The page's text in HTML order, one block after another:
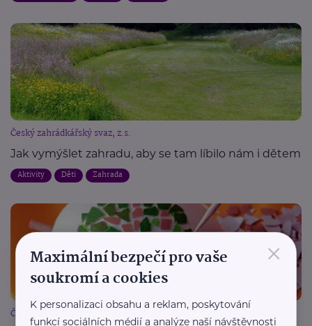
Český zahrádkářský svaz, z.s.
Jak vymýšlet zahradu, aby se tam líbilo nám i dětem
Aktivity Děti Zahrada
Český zahrádkářský svaz, z.s.
×
Maximální bezpečí pro vaše
soukromí a cookies
K personalizaci obsahu a reklam, poskytování
funkcí sociálních médií a analýze naší návštěvnosti